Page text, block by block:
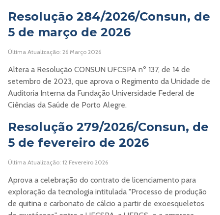
Resolução 284/2026/Consun, de
5 de março de 2026
Última Atualização: 26 Março 2026
Altera a Resolução CONSUN UFCSPA nº 137, de 14 de
setembro de 2023, que aprova o Regimento da Unidade de
Auditoria Interna da Fundação Universidade Federal de
Ciências da Saúde de Porto Alegre.
Resolução 279/2026/Consun, de
5 de fevereiro de 2026
Última Atualização: 12 Fevereiro 2026
Aprova a celebração do contrato de licenciamento para
exploração da tecnologia intitulada "Processo de produção
de quitina e carbonato de cálcio a partir de exoesqueletos